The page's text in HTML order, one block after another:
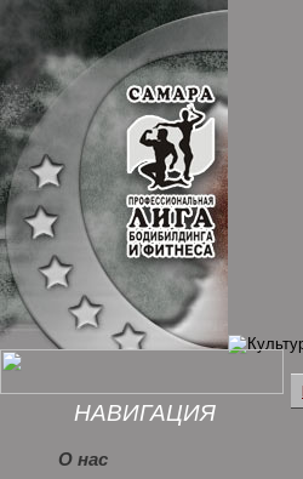
НАВИГАЦИЯ
О нас